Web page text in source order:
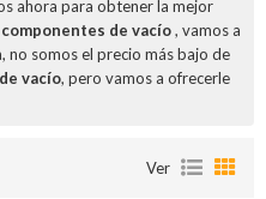
ahora para obtener la mejor
de vacío, vamos a
no somos el precio más bajo de
vacío, pero vamos a ofrecerle
Ver